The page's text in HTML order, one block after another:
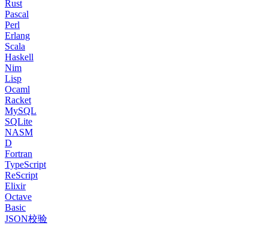
Rust
Pascal
Perl
Erlang
Scala
Haskell
Nim
Lisp
Ocaml
Racket
MySQL
SQLite
NASM
D
Fortran
TypeScript
ReScript
Elixir
Octave
Basic
JSON校验